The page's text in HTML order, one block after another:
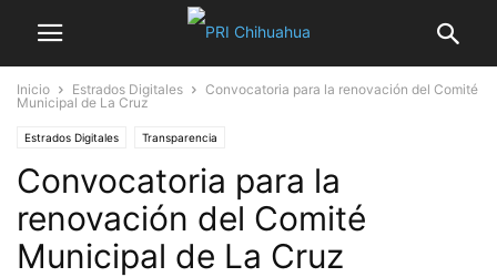
Inicio Estrados Digitales
Convocatoria para la renovación del Comité
Municipal de La Cruz
Estrados Digitales Transparencia
Convocatoria para la
renovación del Comité
Municipal de La Cruz